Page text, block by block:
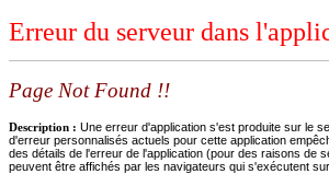
Erreur du serveur dans
Page Not Found !!
Description : Une erreur d'application s'est produite sur le
d'erreur personnalisés actuels pour cette application
des détails de l'erreur de l'application (pour des raisons de
peuvent être affichés par les navigateurs qui s'exécutent